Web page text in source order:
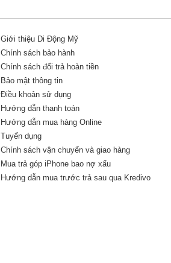
Giới thiệu Di Động Mỹ
Chính sách bảo hành
Chính sách đổi trả hoàn tiền
Bảo mật thông tin
Điều khoản sử dụng
Hướng dẫn thanh toán
Hướng dẫn mua hàng Online
Tuyển dụng
Chính sách vận chuyển và giao hàng
Mua trả góp iPhone bao nợ xấu
Hướng dẫn mua trước trả sau qua Kredivo